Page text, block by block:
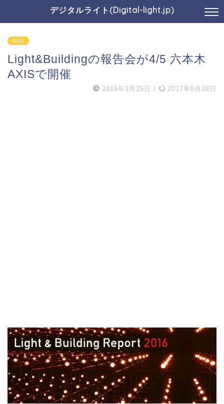
デジタルライト(Digital-light.jp)
DALI
Light&Buildingの報告会が4/5 六本木
AXISで開催
2016年3月25日 / 2017年8月28日